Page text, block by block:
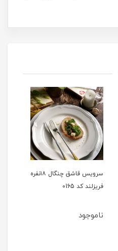
سرویس قاشق چنگال ۱۸نفره
فریزلند کد0164